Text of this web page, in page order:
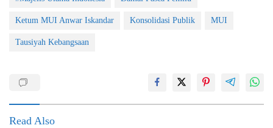
Ketum MUI Anwar Iskandar Konsolidasi Publik MUI
Tausiyah Kebangsaan
Read Also